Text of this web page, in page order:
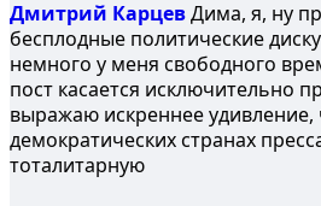
Дмитрий КарцевДима, я, ну
бесплодные политические
немного у меня свободного
пост касается исключительно
выражаю искреннее удивление,
демократических странах
тоталитарную